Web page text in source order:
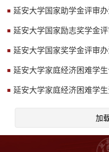
延安大学国家助学金评审办
延安大学国家励志奖学金
延安大学国家奖学金评审办
延安大学家庭经济困难学
延安大学家庭经济困难学
加